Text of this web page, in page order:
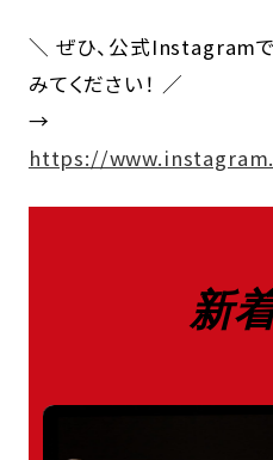
＼ ぜひ、公式Instagram
みてください！ ／
→
https://
新